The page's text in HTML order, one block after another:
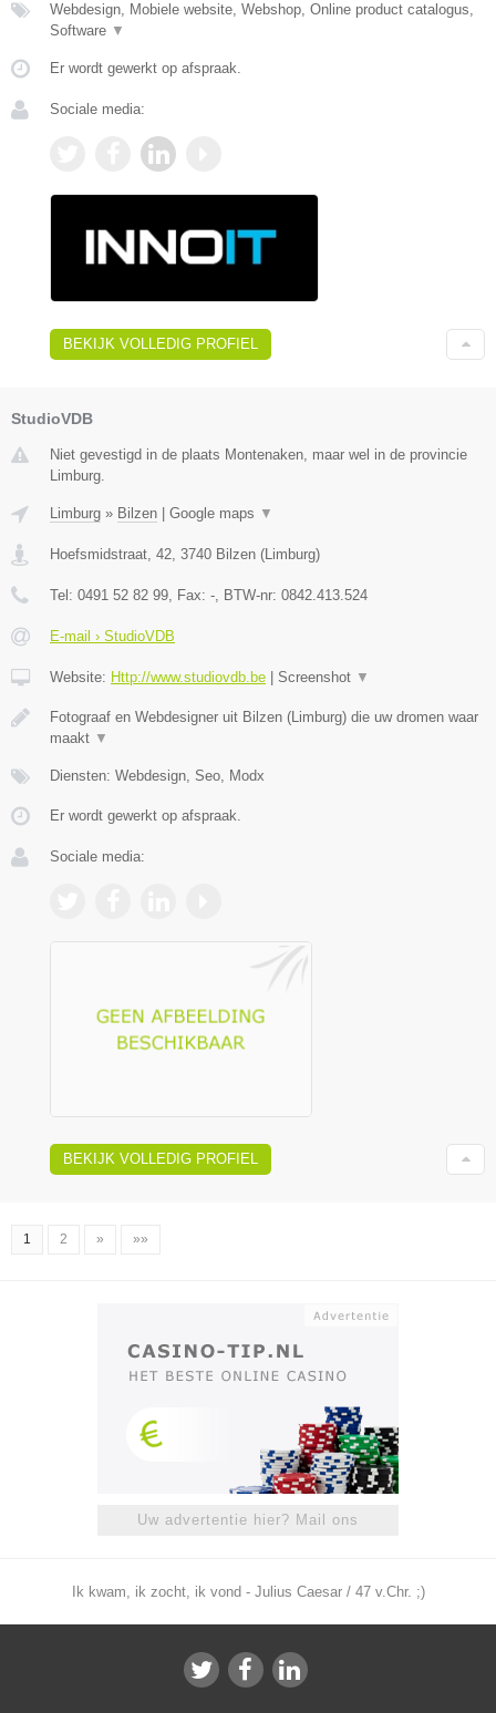
Webdesign, Mobiele website, Webshop, Online product catalogus,
Software ▼
Er wordt gewerkt op afspraak.
Sociale media:
BEKIJK VOLLEDIG PROFIEL
StudioVDB
Niet gevestigd in de plaats Montenaken, maar wel in de provincie
Limburg.
Limburg » Bilzen Google maps ▼
Hoefsmidstraat, 42, 3740 Bilzen (Limburg)
Tel: 0491 52 82 99, Fax: -, BTW-nr: 0842.413.524
E-mail › StudioVDB
Website: Http://www.studiovdb.be Screenshot ▼
Fotograaf en Webdesigner uit Bilzen (Limburg) die uw dromen waar
maakt ▼
Diensten: Webdesign, Seo, Modx
Er wordt gewerkt op afspraak.
Sociale media:
BEKIJK VOLLEDIG PROFIEL
1 2 » »»
Uw advertentie hier? Mail ons
Ik kwam, ik zocht, ik vond - Julius Caesar / 47 v.Chr. ;)